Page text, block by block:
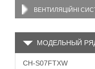
ВЕНТИЛЯЦІЙНІ
МОДЕЛЬНЫЙ
CH-S07FTXW